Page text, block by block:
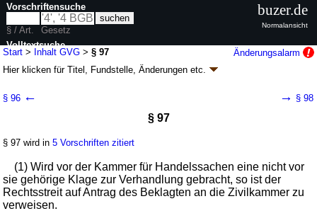
Start > Inhalt GVG >§ 97
Änderungsalarm
Hier klicken fürTitel, Fundstelle, Änderungen etc.
BGBl. 2026 I Nr. 198
91 weitere Fassungen | wird in 497 Vorschriften zitiert
Siebenter Titel Kammern für Handelssachen
§ 96 ← → § 98
§ 97
§ 97 wird in5 Vorschriften zitiert
(1) Wird vor der Kammer für Handelssachen eine nicht vor
sie gehörige Klage zur Verhandlung gebracht, so ist der
Rechtsstreit auf Antrag des Beklagten an die Zivilkammer zu
verweisen.
Vorschriftensuche
§ / Art.
Gesetz
Volltextsuche
nur in GVG
buzer.de
Normalansicht